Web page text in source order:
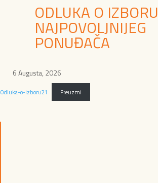
ODLUKA O IZBORU
NAJPOVOLJNIJEG
PONUĐAČA
6 Augusta, 2026
Odluka-o-izboru21 Preuzmi